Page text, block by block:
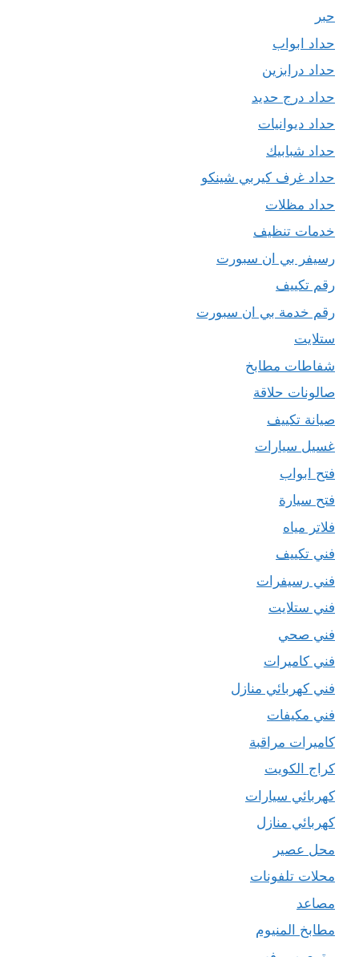
حبر
حداد ابواب
حداد درابزين
حداد درج حديد
حداد ديوانيات
حداد شبابيك
حداد غرف كيربي شينكو
حداد مظلات
خدمات تنظيف
رسيفر بي ان سبورت
رقم تكييف
رقم خدمة بي ان سبورت
ستلايت
شفاطات مطابخ
صالونات حلاقة
صيانة تكييف
غسيل سيارات
فتح ابواب
فتح سيارة
فلاتر مياه
فني تكييف
فني رسيفرات
فني ستلايت
فني صحي
فني كاميرات
فني كهربائي منازل
فني مكيفات
كاميرات مراقبة
كراج الكويت
كهربائي سيارات
كهربائي منازل
محل عصير
محلات تلفونات
مصاعد
مطابخ المنيوم